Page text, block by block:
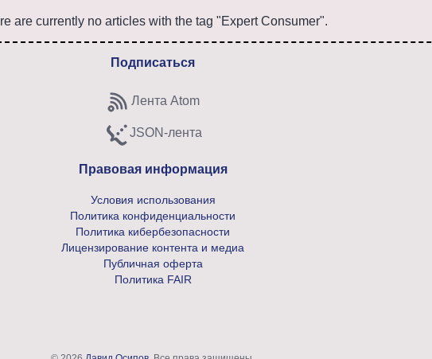
are currently no articles with the tag "Expert Consumer".
Подписаться
Лента Atom
Subscribe to Atom feed
JSON-лента
Subscribe to JSON feed
Правовая информация
Условия использования
Политика конфиденциальности
Политика кибербезопасности
Лицензирование контента и медиа
Публичная оферта
Политика FAIR